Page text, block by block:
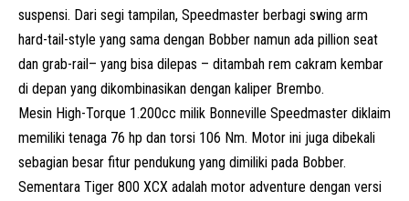
suspensi. Dari segi tampilan, Speedmaster berbagi swing arm
hard-tail-style yang sama dengan Bobber namun ada pillion seat
dan grab-rail– yang bisa dilepas – ditambah rem cakram kembar
di depan yang dikombinasikan dengan kaliper Brembo.
Mesin High-Torque 1.200cc milik Bonneville Speedmaster diklaim
memiliki tenaga 76 hp dan torsi 106 Nm. Motor ini juga dibekali
sebagian besar fitur pendukung yang dimiliki pada Bobber.
Sementara Tiger 800 XCX adalah motor adventure dengan versi